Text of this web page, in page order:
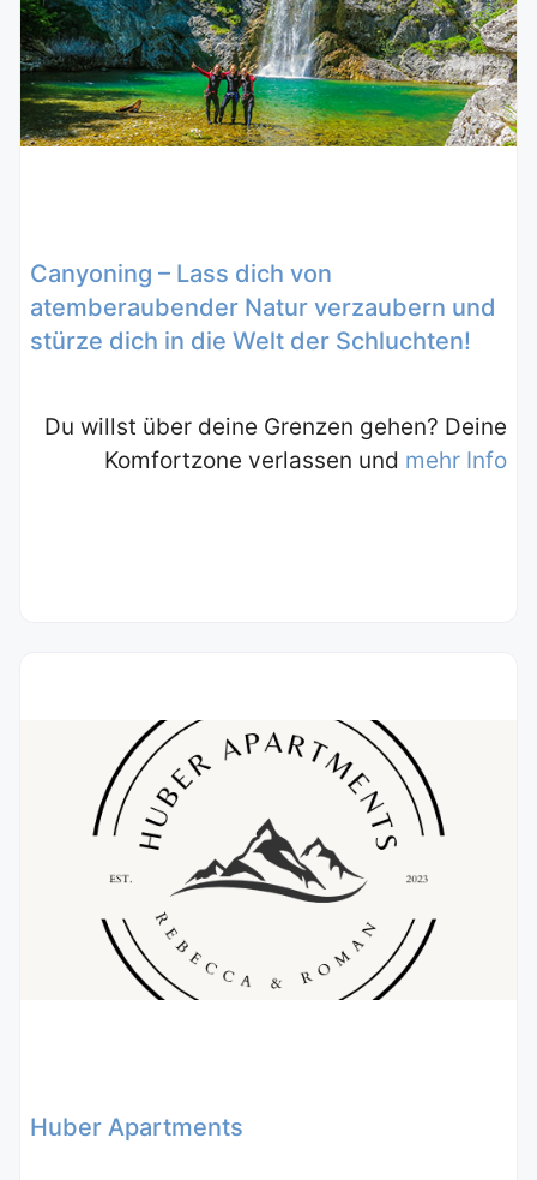
Canyoning – Lass dich von
atemberaubender Natur verzaubern und
stürze dich in die Welt der Schluchten!
Du willst über deine Grenzen gehen? Deine
Komfortzone verlassen und mehr Info
Huber Apartments